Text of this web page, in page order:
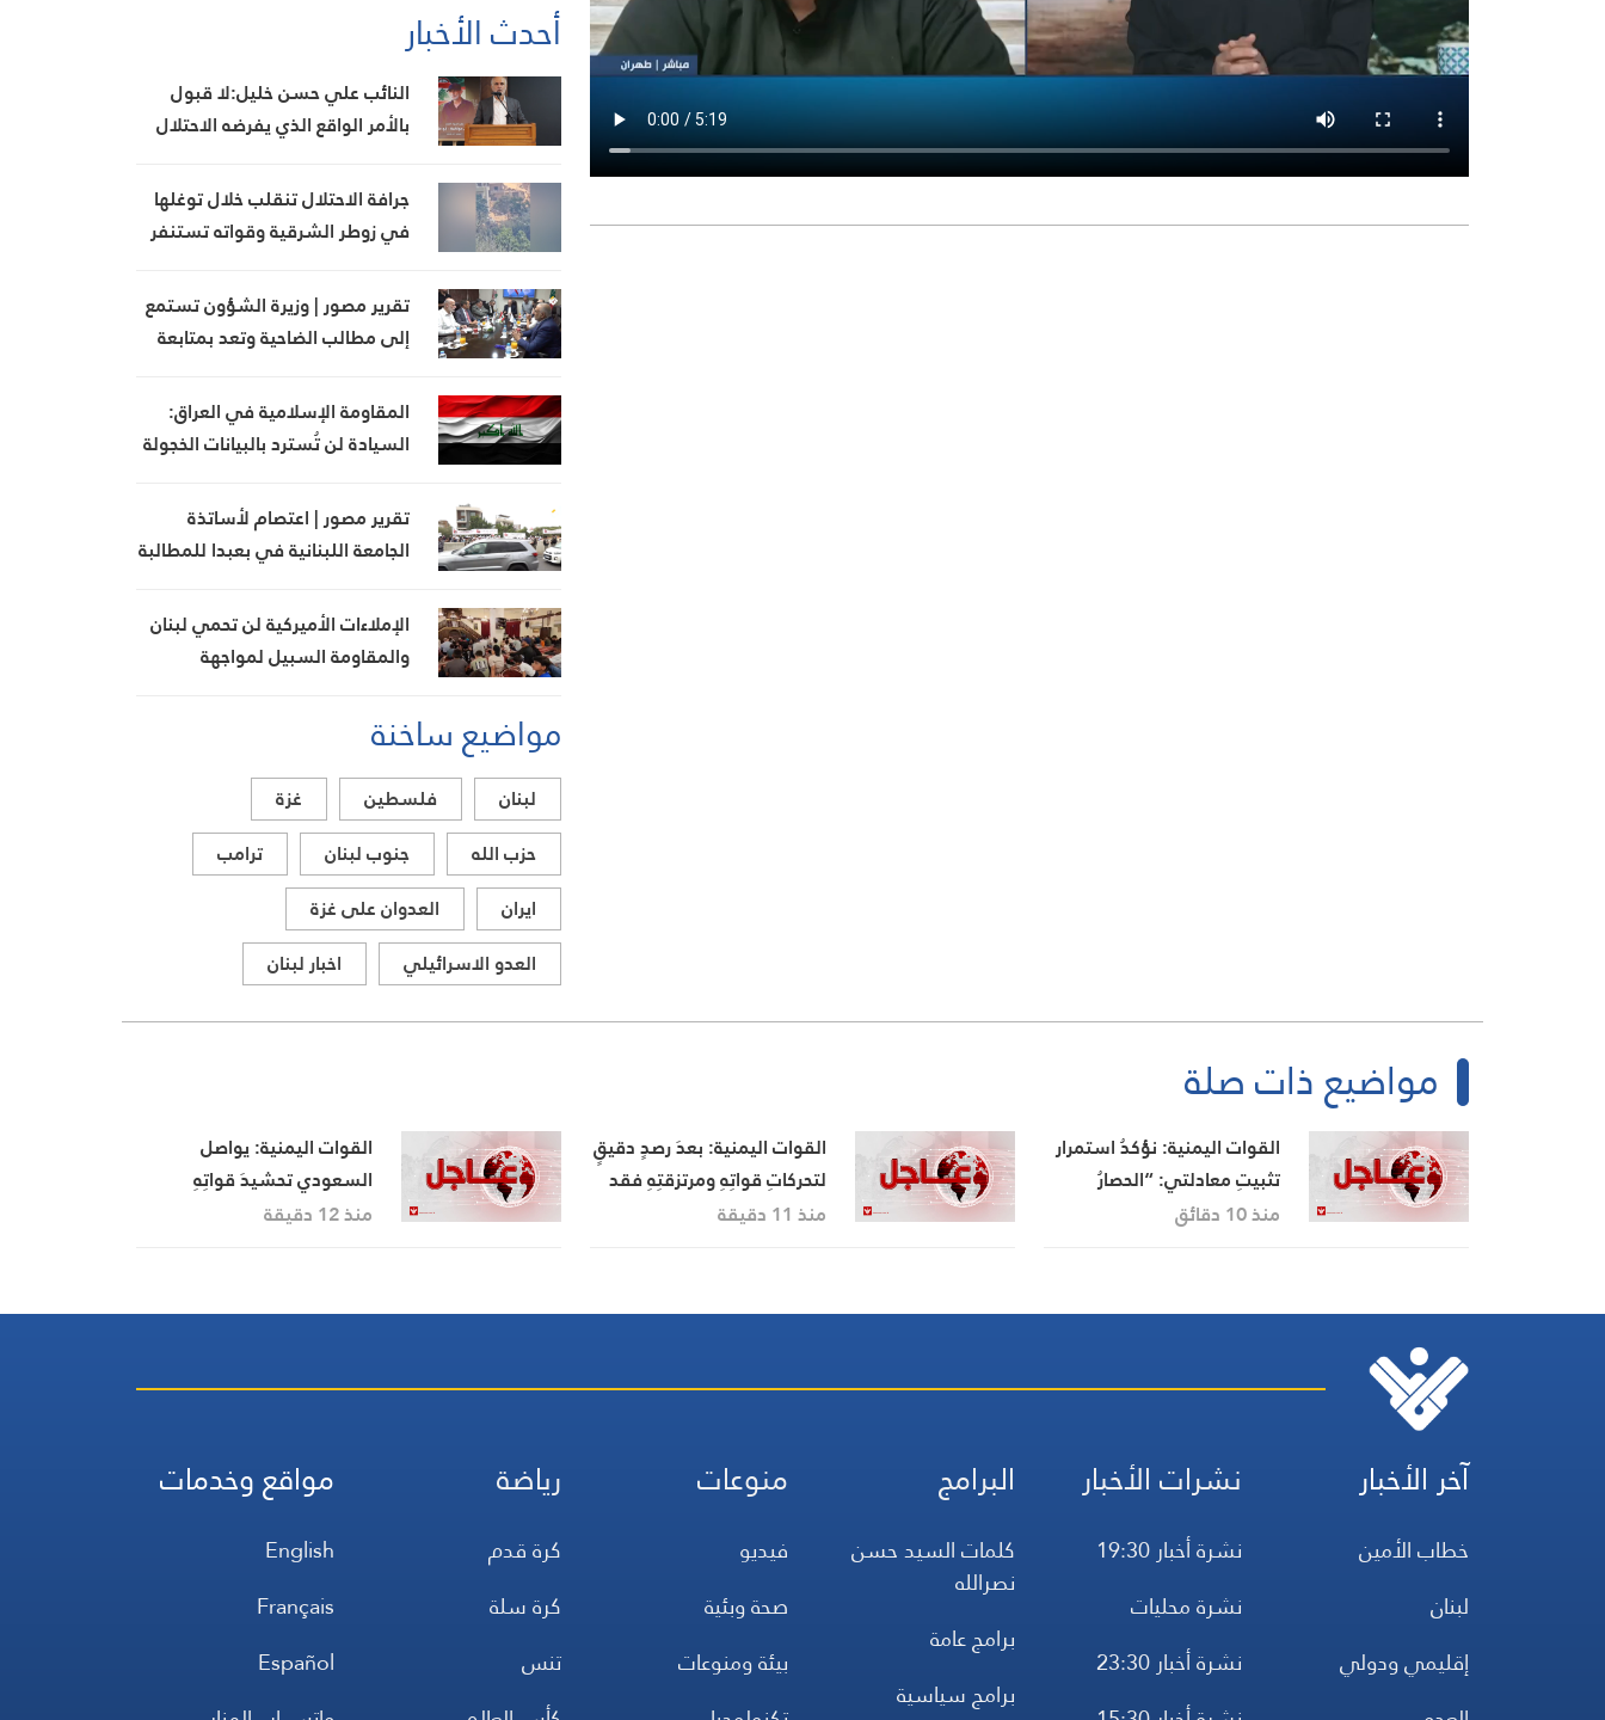
أحدث الأخبار
النائب علي حسن خليل:لا قبول
بالأمر الواقع الذي يفرضه الاحتلال
جرافة الاحتلال تنقلب خلال توغلها
في زوطر الشرقية وقواته تستنفر
تقرير مصور | وزيرة الشؤون تستمع
إلى مطالب الضاحية وتعد بمتابعة
المقاومة الإسلامية في العراق:
السيادة لن تُسترد بالبيانات الخجولة
تقرير مصور | اعتصام لأساتذة
الجامعة اللبنانية في بعبدا للمطالبة
الإملاءات الأميركية لن تحمي لبنان
والمقاومة السبيل لمواجهة
مواضيع ساخنة
لبنان فلسطين
غزة
حزب الله
جنوب لبنان
ترامب
ايران
العدوان على غزة
العدو الاسرائيلي
اخبار لبنان
مواضيع ذات صلة
القوات اليمنية: نؤكدُ استمرار
تثبيتِ معادلتي: “الحصارُ
بالحصارِ” و”استهداف
منذ 10 دقائق
القوات اليمنية: بعدَ رصدٍ دقيقٍ
لتحركاتِ قواتِهِ ومرتزقتِهِ فقد
تم ضربُ هذه الحشود والآلياتِ
كبيرٍ من الصواريخِ والطائرات
منذ 11 دقيقة
القوات اليمنية: يواصل
السعودي تحشيدَ قواتِهِ
وتحريضَها ودفعَها إلى أتونِ
منذ 12 دقيقة
آخر الأخبار
خطاب الأمين
لبنان
إقليمي ودولي
نشرات الأخبار
نشرة أخبار 19:30
نشرة محليات
نشرة أخبار 23:30
البرامج
كلمات السيد حسن
نصرالله
برامج عامة
برامج سياسية
منوعات
فيديو
صحة وبئية
بيئة ومنوعات
رياضة
كرة قدم
كرة سلة
تنس
مواقع وخدمات
English
Français
Español